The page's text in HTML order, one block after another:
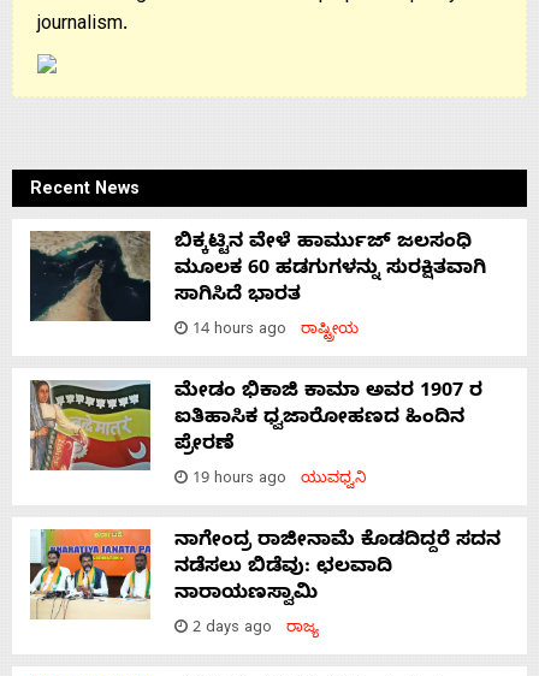
journalism.
Recent News
ಬಿಕ್ಕಟ್ಟಿನ ವೇಳೆ ಹಾರ್ಮುಜ್ ಜಲಸಂಧಿ
ಮೂಲಕ 60 ಹಡಗುಗಳನ್ನು ಸುರಕ್ಷಿತವಾಗಿ
ಸಾಗಿಸಿದೆ ಭಾರತ
14 hours ago ರಾಷ್ಟ್ರೀಯ
ಮೇಡಂ ಭಿಕಾಜಿ ಕಾಮಾ ಅವರ 1907 ರ
ಐತಿಹಾಸಿಕ ಧ್ವಜಾರೋಹಣದ ಹಿಂದಿನ
ಪ್ರೇರಣೆ
19 hours ago ಯುವಧ್ವನಿ
ನಾಗೇಂದ್ರ ರಾಜೀನಾಮೆ ಕೊಡದಿದ್ದರೆ ಸದನ
ನಡೆಸಲು ಬಿಡೆವು: ಛಲವಾದಿ
ನಾರಾಯಣಸ್ವಾಮಿ
2 days ago ರಾಜ್ಯ